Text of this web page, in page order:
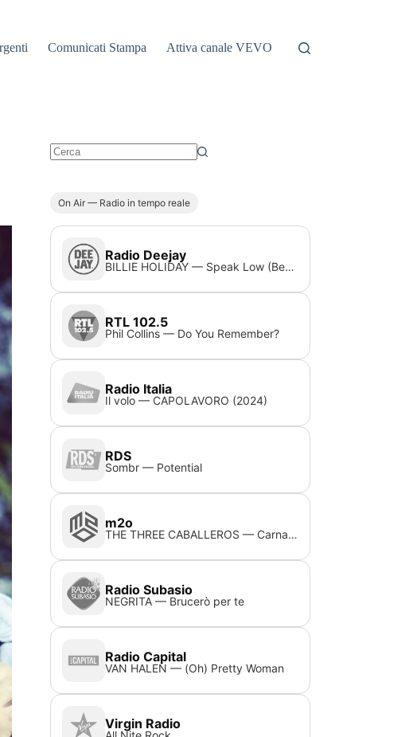
Comunicati Stampa Attiva canale VEVO
On Air — Radio in tempo reale
Radio Deejay
BILLIE HOLIDAY — Speak Low (Bent Remix)
RTL 102.5
Phil Collins — Do You Remember?
Radio Italia
Il volo — CAPOLAVORO (2024)
RDS
Sombr — Potential
m2o
THE THREE CABALLEROS — Carnaval De Paris (Original Mix)
Radio Subasio
NEGRITA — Brucerò per te
Radio Capital
VAN HALEN — (Oh) Pretty Woman
Virgin Radio